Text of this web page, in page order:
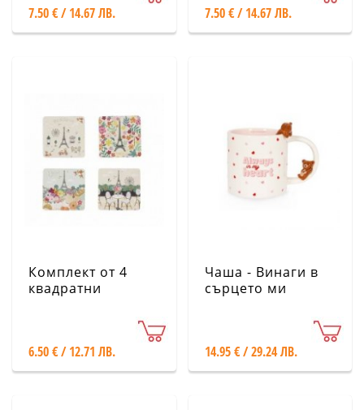
7.50 € / 14.67 ЛВ.
7.50 € / 14.67 ЛВ.
Комплект от 4
квадратни
6.50 € / 12.71 ЛВ.
Чаша - Винаги в
сърцето ми
14.95 € / 29.24 ЛВ.